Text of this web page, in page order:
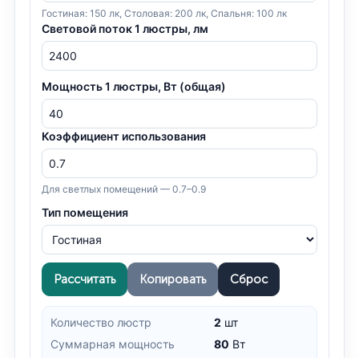
Гостиная: 150 лк, Столовая: 200 лк, Спальня: 100 лк
Световой поток 1 люстры, лм
Мощность 1 люстры, Вт (общая)
Коэффициент использования
Для светлых помещений — 0.7–0.9
Тип помещения
Рассчитать Копировать Сброс
Количество люстр 2 шт
Суммарная мощность
80 Вт